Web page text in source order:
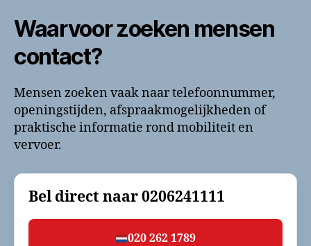
Waarvoor zoeken mensen
contact?
Mensen zoeken vaak naar telefoonnummer,
openingstijden, afspraakmogelijkheden of
praktische informatie rond mobiliteit en
vervoer.
Bel direct naar0206241111
020 262 1789